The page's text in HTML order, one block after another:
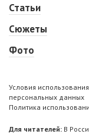
Статьи
Сюжеты
Фото
Условия
персональных данных
Политика
Для читателей: В